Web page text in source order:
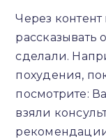
Через
рассказывать
сделали.
похудения,
посмотрите:
взяли